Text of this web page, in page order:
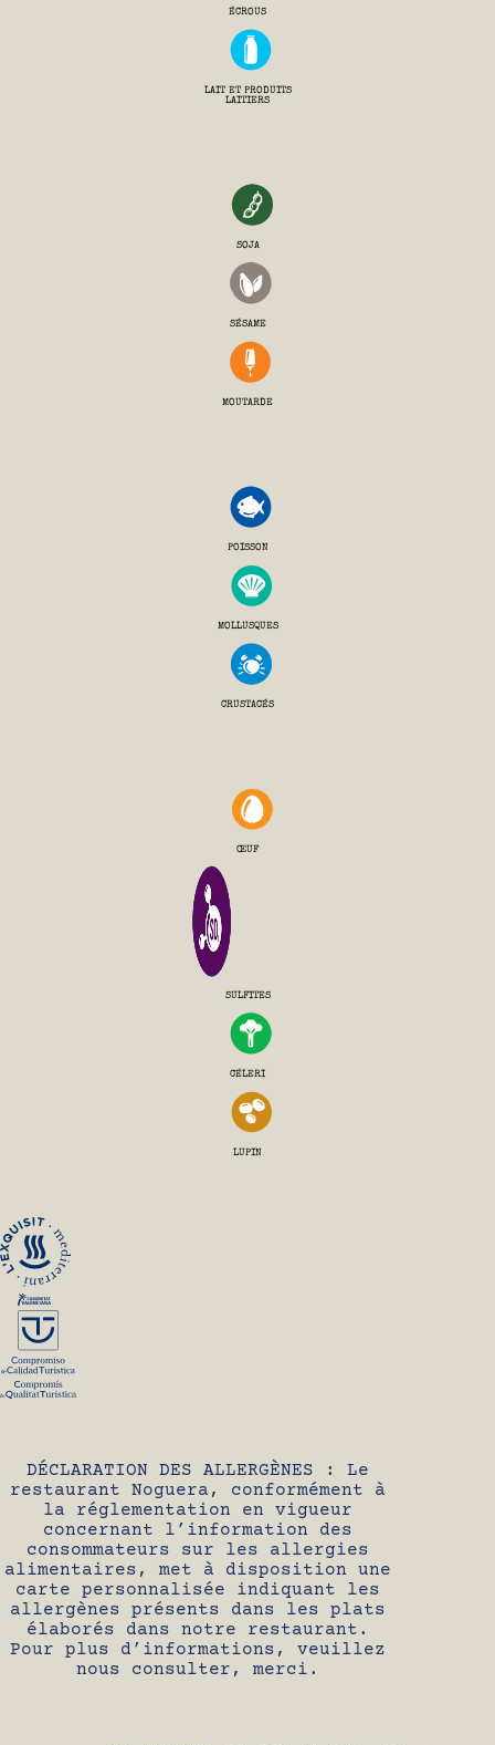
ÉCROUS
LAIT ET PRODUITS
LAITIERS
SOJA
SÉSAME
MOUTARDE
POISSON
MOLLUSQUES
CRUSTACÉS
ŒUF
SULFITES
CÉLERI
LUPIN
DÉCLARATION DES ALLERGÈNES : Le
restaurant Noguera, conformément à
la réglementation en vigueur
concernant l’information des
consommateurs sur les allergies
alimentaires, met à disposition une
carte personnalisée indiquant les
allergènes présents dans les plats
élaborés dans notre restaurant.
Pour plus d’informations, veuillez
nous consulter, merci.